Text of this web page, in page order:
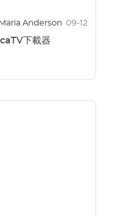
Maria Anderson 09-12
下載器